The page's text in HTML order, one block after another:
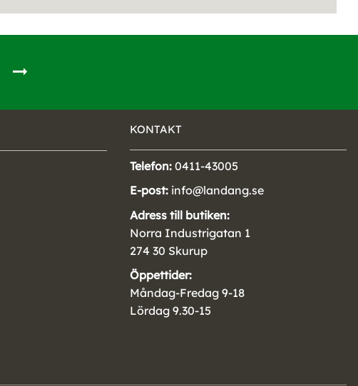
KONTAKT
Telefon: 0411-43005
E-post: info@landang.se
Adress till butiken:
Norra Industrigatan 1
274 30 Skurup
Öppettider:
Måndag-Fredag 9-18
Lördag 9.30-15